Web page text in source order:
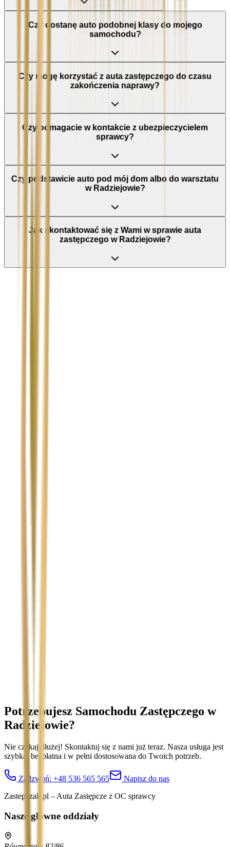
Czy dostanę auto podobnej klasy do mojego
samochodu?
Czy mogę korzystać z auta zastępczego do czasu
zakończenia naprawy?
Czy pomagacie w kontakcie z ubezpieczycielem
sprawcy?
Czy podstawicie auto pod mój dom albo do warsztatu
w Radziejowie?
Jak skontaktować się z Wami w sprawie auta
zastępczego w Radziejowie?
Potrzebujesz Samochodu Zastępczego w
Radziejowie?
Nie czekaj dłużej! Skontaktuj się z nami już teraz. Nasza usługa jest
szybka, bezpłatna i w pełni dostosowana do Twoich potrzeb.
Zadzwoń: +48 536 565 565
Napisz do nas
Zastepczak.pl – Auta Zastępcze z OC sprawcy
Nasze główne oddziały